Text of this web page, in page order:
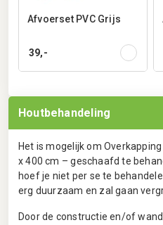
Afvoerset PVC Grijs
39,-
Houtbehandeling
Het is mogelijk om
x 400 cm – geschaafd te
hoef je niet per se te
erg duurzaam en zal gaan
Door de constructie en/of